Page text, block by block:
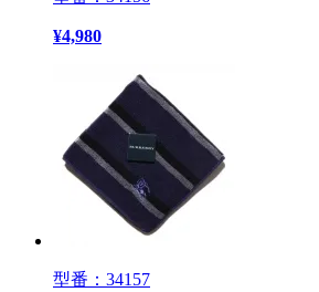
¥4,980
型番：34157